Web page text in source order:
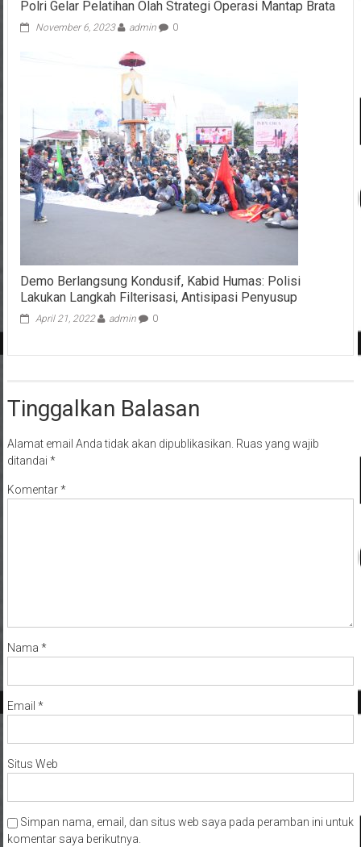
Polri Gelar Pelatihan Olah Strategi Operasi Mantap Brata
November 6, 2023 admin 0
Demo Berlangsung Kondusif, Kabid Humas: Polisi
Lakukan Langkah Filterisasi, Antisipasi Penyusup
April 21, 2022 admin 0
Tinggalkan Balasan
Alamat email Anda tidak akan dipublikasikan. Ruas yang wajib
ditandai *
Komentar*
Nama *
Email *
Situs Web
Simpan nama, email, dan situs web saya pada peramban ini untuk
komentar saya berikutnya.